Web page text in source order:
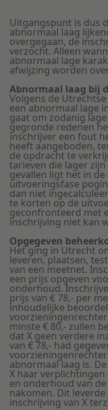
Uitgangspunt is dus
abnormaal laag
overgegaan, de
verzocht. Alleen
abnormaal lage
afwijzing worden
Abnormaal laag bij
Volgens de
een abnormaal lage
gaat om zodanig
gegronde redenen
inschrijver een fout
heeft aangeboden,
de opdracht te
tarieven die lager
gevallen ligt het in
uitvoeringsfase
dan niet
te korten op de
geconfronteerd met
inschrijving niet kan
Opgegeven
Het ging in Utrecht
leveren, plaatsen,
van een meetnet.
een prijs opgeven
onderhoud.
prijs van € 78,- per
inhoudelijke
minste € 80,- zullen
dat X geen verdere
van € 78,- had
abnormaal laag is.
X haar
en onderhoud van
nakomen. Dit
inschrijving van X